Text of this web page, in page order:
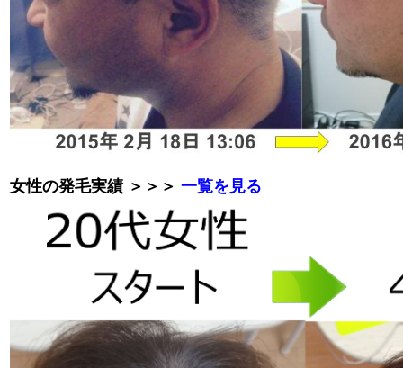
女性の発毛実績 ＞＞＞ 一覧を見る